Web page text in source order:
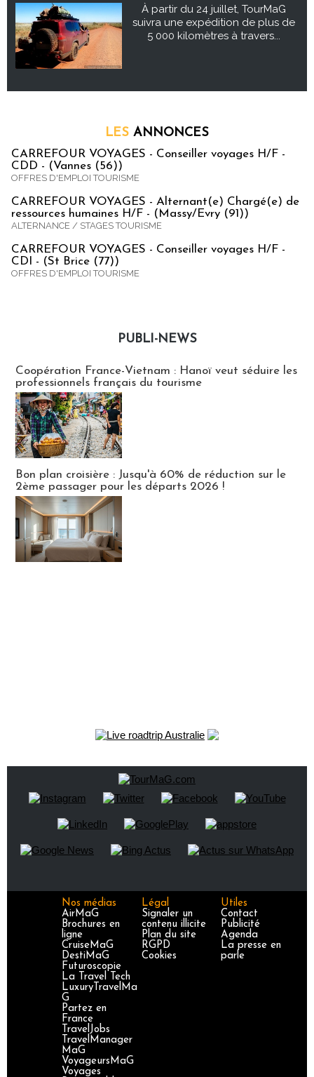
À partir du 24 juillet, TourMaG
suivra une expédition de plus de
5 000 kilomètres à travers...
LES ANNONCES
CARREFOUR VOYAGES - Conseiller voyages H/F -
CDD - (Vannes (56))
OFFRES D'EMPLOI TOURISME
CARREFOUR VOYAGES - Alternant(e) Chargé(e) de
ressources humaines H/F - (Massy/Evry (91))
ALTERNANCE / STAGES TOURISME
CARREFOUR VOYAGES - Conseiller voyages H/F -
CDI - (St Brice (77))
OFFRES D'EMPLOI TOURISME
PUBLI-NEWS
Coopération France-Vietnam : Hanoï veut séduire les
professionnels français du tourisme
Bon plan croisière : Jusqu'à 60% de réduction sur le
2ème passager pour les départs 2026 !
Nos médias
AirMaG
Brochures en
ligne
CruiseMaG
DestiMaG
Futuroscopie
La Travel Tech
LuxuryTravelMa
G
Partez en
France
TravelJobs
TravelManager
MaG
VoyageursMaG
Voyages
Légal
Signaler un
contenu illicite
Plan du site
RGPD
Cookies
Utiles
Contact
Publicité
Agenda
La presse en
parle